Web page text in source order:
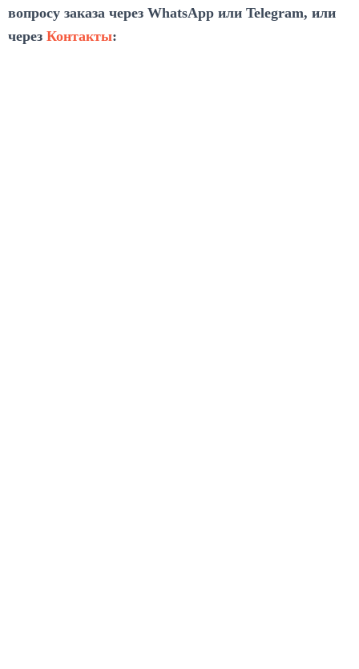
вопросу заказа через WhatsApp или Telegram, или
через Контакты: